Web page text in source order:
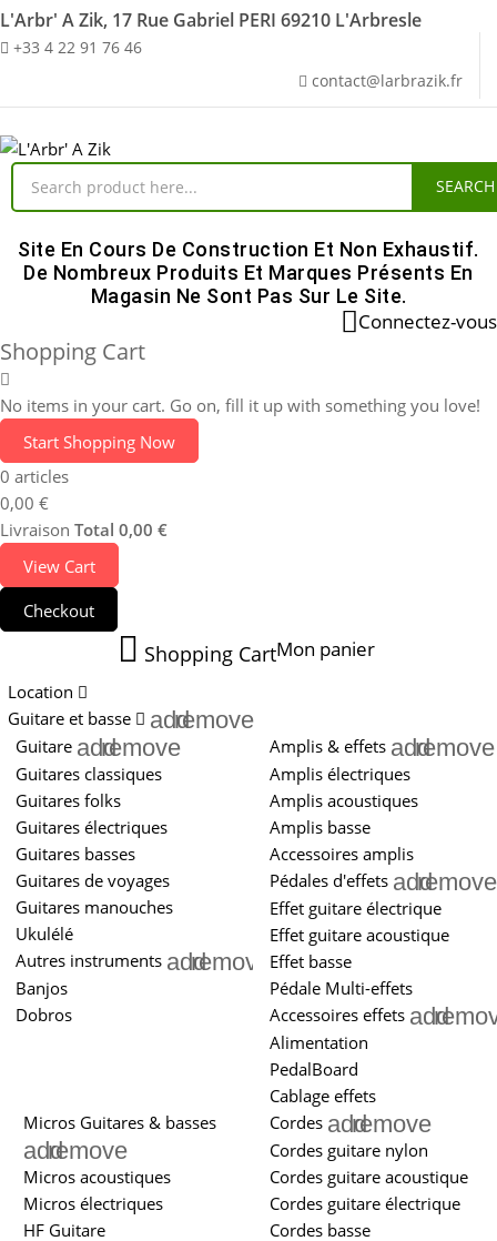
L'Arbr' A Zik, 17 Rue Gabriel PERI 69210 L'Arbresle
+33 4 22 91 76 46
contact@larbrazik.fr
SEARCH
Site En Cours De Construction Et Non Exhaustif.
De Nombreux Produits Et Marques Présents En
Magasin Ne Sont Pas Sur Le Site.
Connectez-vous
Shopping Cart
No items in your cart. Go on, fill it up with something you love!
Start Shopping Now
0 articles
0,00 €
Livraison Total 0,00 €
View Cart
Checkout
Shopping CartMon panier
Location
Guitare et basse
addremove
Guitare addremove
Guitares classiques
Guitares folks
Guitares électriques
Guitares basses
Guitares de voyages
Guitares manouches
Ukulélé
Autres instruments addremove
Banjos
Dobros
Amplis & effets addremove
Amplis électriques
Amplis acoustiques
Amplis basse
Accessoires amplis
Pédales d'effets addremove
Effet guitare électrique
Effet guitare acoustique
Effet basse
Pédale Multi-effets
Accessoires effets add
Alimentation
PedalBoard
Cablage effets
Micros Guitares & basses
addremove
Micros acoustiques
Micros électriques
HF Guitare
Cordes addremove
Cordes guitare nylon
Cordes guitare acoustique
Cordes guitare électrique
Cordes basse